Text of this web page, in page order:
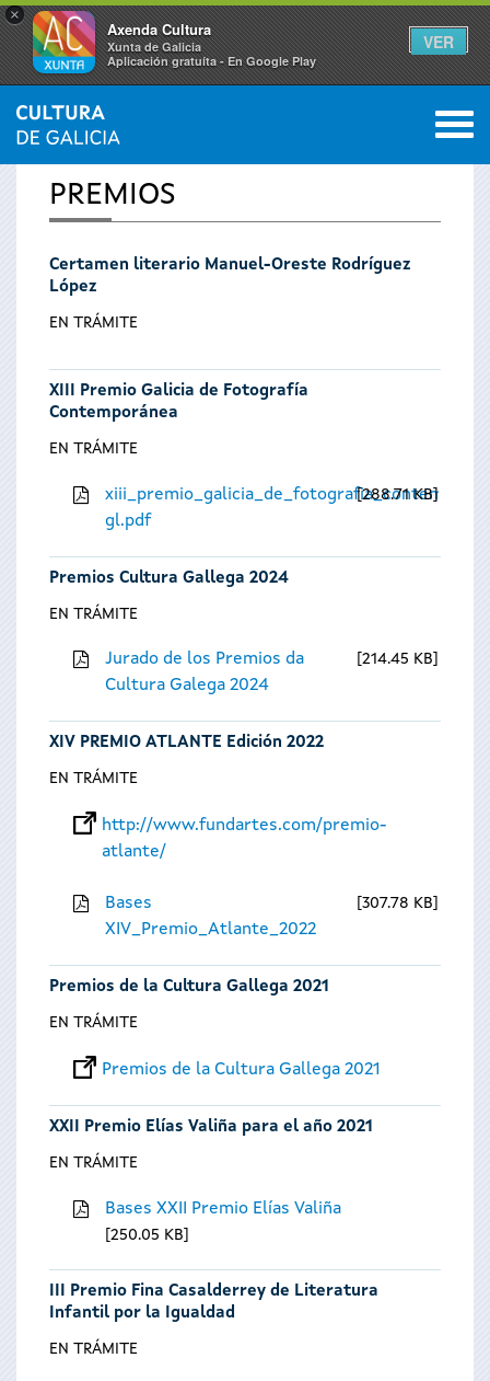
×
Axenda Cultura
Xunta de Galicia
Aplicación gratuíta - En Google Play
VER
Se
encuentra
usted
aquí
INICIO 0
PREMIOS
Certamen literario Manuel-Oreste Rodríguez
López
EN TRÁMITE
XIII Premio Galicia de Fotografía
Contemporánea
EN TRÁMITE
gl.pdf
288.71 KB
Premios Cultura Gallega 2024
EN TRÁMITE
Jurado de los Premios da
Cultura Galega 2024
214.45 KB
XIV PREMIO ATLANTE Edición 2022
EN TRÁMITE
http://www.fundartes.com/premio-
atlante/
Bases
XIV_Premio_Atlante_2022
307.78 KB
Premios de la Cultura Gallega 2021
EN TRÁMITE
Premios de la Cultura Gallega 2021
XXII Premio Elías Valiña para el año 2021
EN TRÁMITE
Bases XXII Premio Elías Valiña
250.05 KB
III Premio Fina Casalderrey de Literatura
Infantil por la Igualdad
EN TRÁMITE